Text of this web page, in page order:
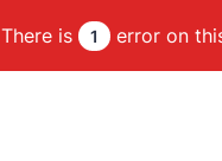
There is 1 error on